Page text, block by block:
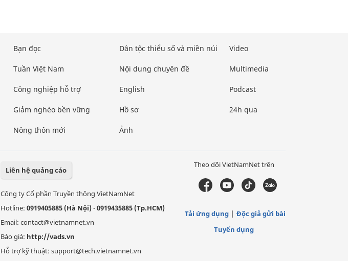
Bạn đọc
Tuần Việt Nam
Công nghiệp hỗ trợ
Giảm nghèo bền vững
Nông thôn mới
Dân tộc thiểu số và miền núi
Nội dung chuyên đề
English
Hồ sơ
Ảnh
Video
Multimedia
Podcast
24h qua
Liên hệ quảng cáo
Công ty Cổ phần Truyền thông VietNamNet
Hotline: 0919405885 (Hà Nội)-0919435885 (Tp.HCM)
Email: contact@vietnamnet.vn
Báo giá: http://vads.vn
Hỗ trợ kỹ thuật: support@tech.vietnamnet.vn
Theo dõi VietNamNet trên
Tải ứng dụng
Độc giả gửi bài
Tuyển dụng